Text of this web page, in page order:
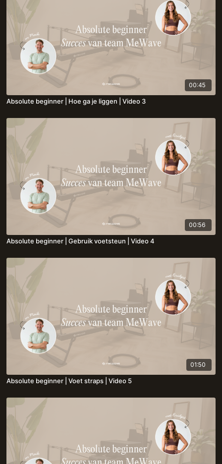
00:45
Absolute beginner | Hoe ga je liggen | Video 3
00:56
Absolute beginner | Gebruik voetsteun | Video 4
01:50
Absolute beginner | Voet straps | Video 5